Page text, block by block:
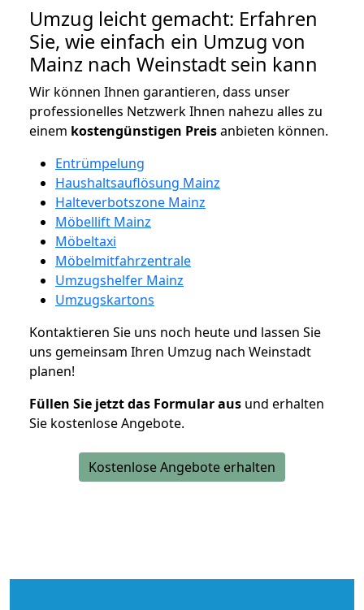
Umzug leicht gemacht: Erfahren
Sie, wie einfach ein Umzug von
Mainz nach Weinstadt sein kann
Wir können Ihnen garantieren, dass unser
professionelles Netzwerk Ihnen nahezu alles zu
einem kostengünstigen Preisanbieten können.
Entrümpelung
Haushaltsauflösung Mainz
Halteverbotszone Mainz
Möbellift Mainz
Möbeltaxi
Möbelmitfahrzentrale
Umzugshelfer Mainz
Umzugskartons
Kontaktieren Sie uns noch heute und lassen Sie
uns gemeinsam Ihren Umzug nach Weinstadt
planen!
Füllen Sie jetzt das Formular aus und erhalten
Sie kostenlose Angebote.
Kostenlose Angebote erhalten